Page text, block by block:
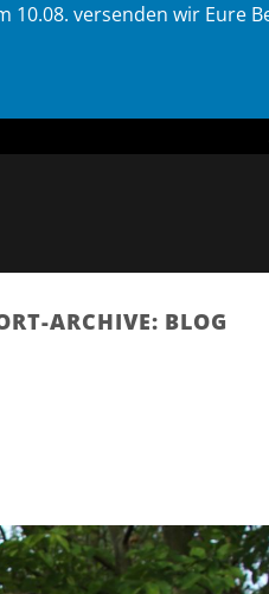
versenden wir Eure
ARCHIVE: BLOG